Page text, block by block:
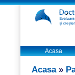
Acasa
Acasa»